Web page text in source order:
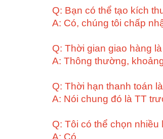
Q: Bạn có thể tạo kích
A: Có, chúng tôi chấp
Q: Thời gian giao hàng
A: Thông thường,
Q: Thời hạn thanh toán
A: Nói chung đó là TT
Q: Tôi có thể chọn
A: Có.